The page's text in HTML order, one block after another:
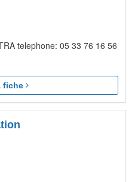
telephone: 05 33 76 16 56
fiche